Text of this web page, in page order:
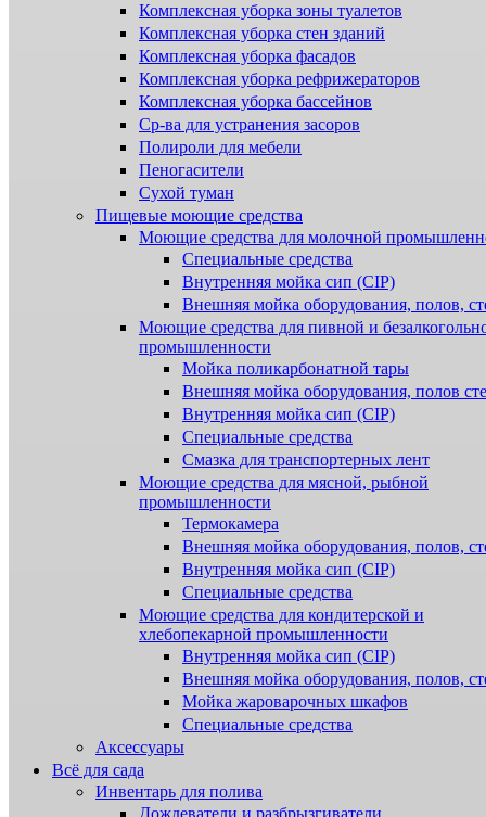
Комплексная уборка зоны туалетов
Комплексная уборка стен зданий
Комплексная уборка фасадов
Комплексная уборка рефрижераторов
Комплексная уборка бассейнов
Ср-ва для устранения засоров
Полироли для мебели
Пеногасители
Сухой туман
Пищевые моющие средства
Моющие средства для молочной
Специальные средства
Внутренняя мойка сип (CIP)
Внешняя мойка оборудования, полов,
Моющие средства для пивной и
промышленности
Мойка поликарбонатной тары
Внешняя мойка оборудования, полов
Внутренняя мойка сип (CIP)
Специальные средства
Смазка для транспортерных лент
Моющие средства для мясной, рыбной
промышленности
Термокамера
Внешняя мойка оборудования, полов,
Внутренняя мойка сип (CIP)
Специальные средства
Моющие средства для кондитерской и
хлебопекарной промышленности
Внутренняя мойка сип (CIP)
Внешняя мойка оборудования, полов,
Мойка жароварочных шкафов
Специальные средства
Аксессуары
Всё для сада
Инвентарь для полива